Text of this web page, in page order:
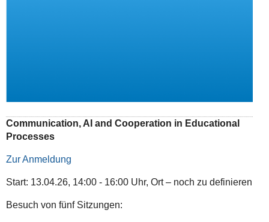
Communication, AI and Cooperation in Educational
Processes
Zur Anmeldung
Start: 13.04.26, 14:00 - 16:00 Uhr, Ort – noch zu definieren
Besuch von fünf Sitzungen: